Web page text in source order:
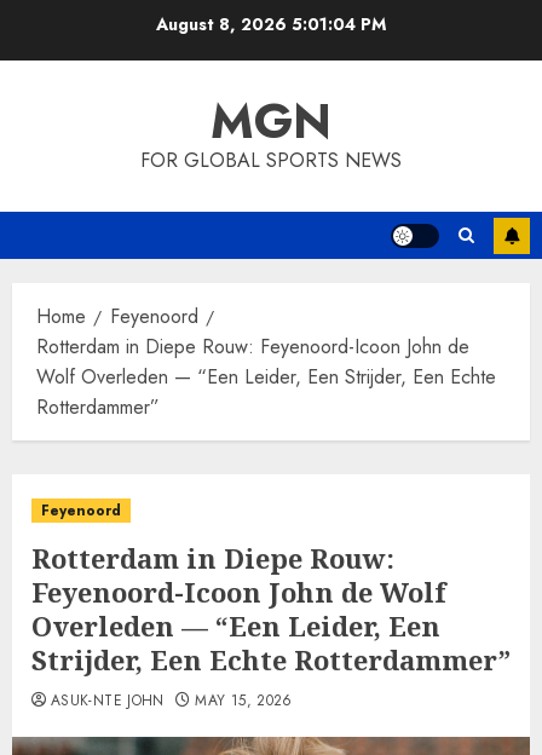
August 8, 2026 5:01:05 PM
MGN
FOR GLOBAL SPORTS NEWS
Home
Feyenoord
Rotterdam in Diepe Rouw: Feyenoord-Icoon John de
Wolf Overleden — “Een Leider, Een Strijder, Een Echte
Rotterdammer”
Feyenoord
Rotterdam in Diepe Rouw:
Feyenoord-Icoon John de Wolf
Overleden — “Een Leider, Een
Strijder, Een Echte Rotterdammer”
ASUK-NTE JOHN MAY 15, 2026